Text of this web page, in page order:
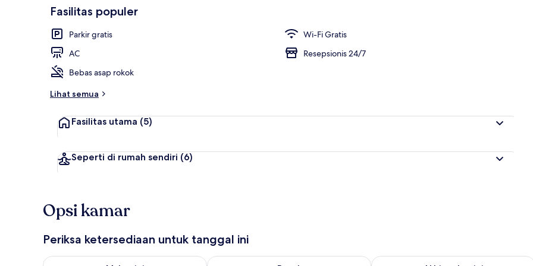
Kamar Superior | Seprai katun Mesir, seprai premium, dan minibar
Fasilitas populer
Parkir gratis
Wi-Fi Gratis
AC
Resepsionis 24/7
Bebas asap rokok
Lihat semua
Fasilitas utama (5)
Seperti di rumah sendiri (6)
Opsi kamar
Periksa ketersediaan untuk tanggal ini
Periksa ketersediaan untuk malam ini Agu 8 - Agu 9Periksa ketersediaan untuk besok Agu 9 - Agu 10Periksa ketersediaan untuk akhir